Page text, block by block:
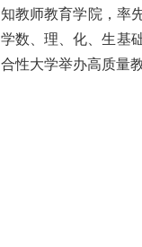
知教师教育学院，率
学数、理、化、生基
合性大学举办高质量